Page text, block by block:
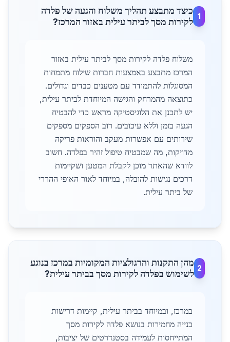
1
כיצד מתבצע תהליך משלוח והגעה של פלדה
לקירות מסך לביתר עילית באזור המרכז?
משלוח פלדה לקירות מסך לביתר עילית באזור
המרכז מתבצע באמצעות חברות שילוח מתמחות
המסוגלות להתמודד עם מטענים כבדים וגדולים.
כתוצאה מהמרחק והגישה המיוחדת לביתר עילית,
יש לתכנן את הלוגיסטיקה מראש כדי להבטיח
הגעה בזמן וללא עיכובים. רוב הספקים מספקים
שירותים עם אפשרות מעקב והוראות פריקה
מדויקות, מה שמבטיח טיפול זהיר בפלדה. חשוב
לוודא שהאתר מוכן לקבלת המטען ושקיימות
דרכים נגישות להובלה, במיוחד לאור האופי ההררי
של ביתר עילית.
2
מהן התקנות והרגולציות המקומיות במרכז בנוגע
לשימוש בפלדה לקירות מסך בביתר עילית?
במרכז, ובמיוחד בביתר עילית, קיימות דרישות
בנייה מחמירות בנושא פלדה לקירות מסך
המתייחסות לעמידה בסטנדרטים של יציבות,